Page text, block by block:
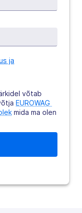
ja
võtab
EUROWAG
mida ma olen